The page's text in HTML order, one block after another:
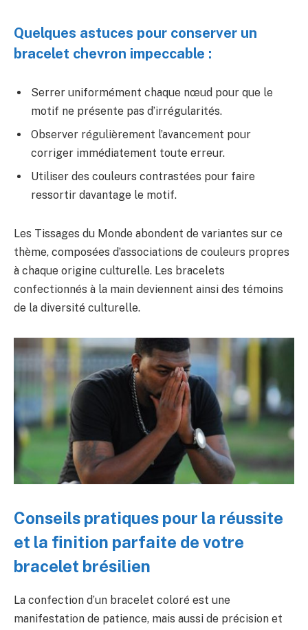
Quelques astuces pour conserver un
bracelet chevron impeccable :
Serrer uniformément chaque nœud pour que le
motif ne présente pas d’irrégularités.
Observer régulièrement l’avancement pour
corriger immédiatement toute erreur.
Utiliser des couleurs contrastées pour faire
ressortir davantage le motif.
Les Tissages du Monde abondent de variantes sur ce
thème, composées d’associations de couleurs propres
à chaque origine culturelle. Les bracelets
confectionnés à la main deviennent ainsi des témoins
de la diversité culturelle.
Conseils pratiques pour la réussite
et la finition parfaite de votre
bracelet brésilien
La confection d’un bracelet coloré est une
manifestation de patience, mais aussi de précision et